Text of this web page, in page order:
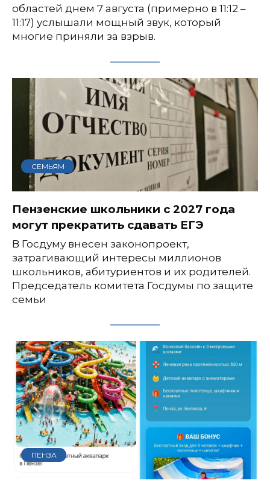
областей днем 7 августа (примерно в 11:12 –
11:17) услышали мощный звук, который
многие приняли за взрыв.
СЕМЬЯМ
Пензенские школьники с 2027 года
могут прекратить сдавать ЕГЭ
В Госдуму внесен законопроект,
затрагивающий интересы миллионов
школьников, абитуриентов и их родителей.
Председатель комитета Госдумы по защите
семьи
ПЕНЗА